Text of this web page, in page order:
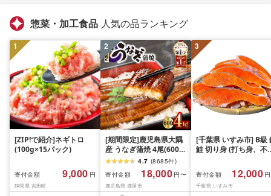
惣菜・加工食品 人気の品ランキング
1
[ZIP!で紹介]ネギトロ
(100g×15パック)
寄付金額 9,000 円
静岡県 吉田町
2
[期間限定]鹿児島県大隅
産 うなぎ蒲焼 4尾(600g)
KN007-004-04-cp18 う
なぎ 鰻 魚 惣菜 総菜
4.7 (8685件)
寄付金額
18,000 円〜
鹿児島県 鹿屋市
3
[千葉県 いすみ市] B級
鮭 切り身 (打ち身、不
凍 魚 訳あり 海鮮 西川
おつまみ おかず
寄付金額 12,000
千葉県 いすみ市